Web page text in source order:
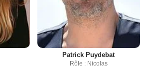
Patrick Puydebat
Rôle : Nicolas